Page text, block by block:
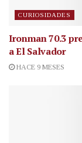
CURIOSIDADES
Ironman 70.3
a El Salvador
HACE 9 MESES